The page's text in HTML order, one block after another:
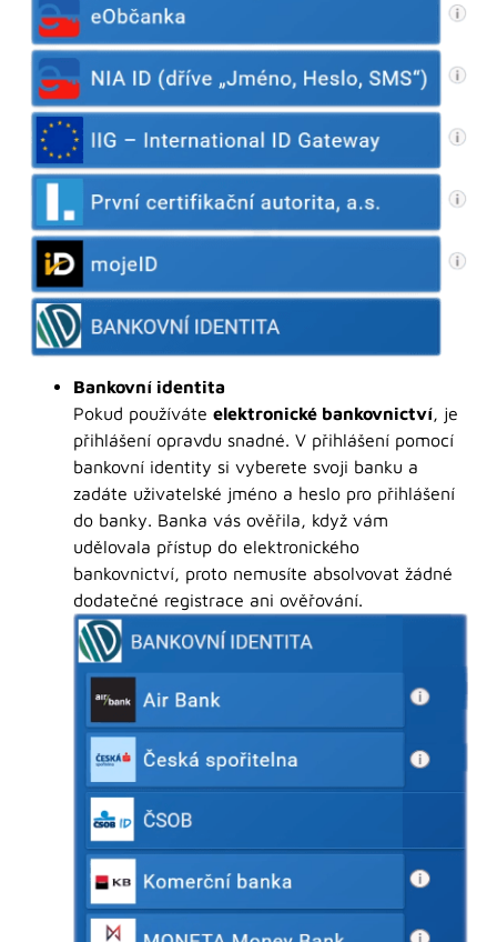
Bankovní identita
Pokud používáte elektronické bankovnictví, je
přihlášení opravdu snadné. V přihlášení pomocí
bankovní identity si vyberete svoji banku a
zadáte uživatelské jméno a heslo pro přihlášení
do banky. Banka vás ověřila, když vám
udělovala přístup do elektronického
bankovnictví, proto nemusíte absolvovat žádné
dodatečné registrace ani ověřování.